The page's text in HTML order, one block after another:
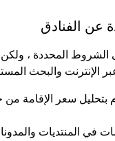
عن الفنادق
المحددة ، ولكن
الإنترنت والبحث
بتحليل سعر الإقامة
في المنتديات